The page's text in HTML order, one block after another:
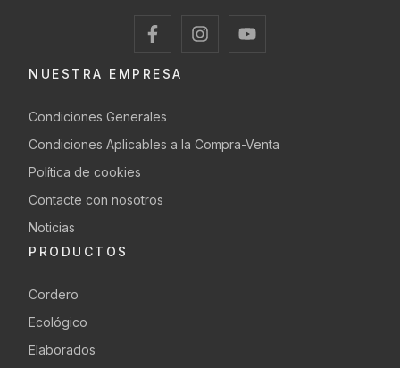
NUESTRA EMPRESA
Condiciones Generales
Condiciones Aplicables a la Compra-Venta
Política de cookies
Contacte con nosotros
Noticias
PRODUCTOS
Cordero
Ecológico
Elaborados